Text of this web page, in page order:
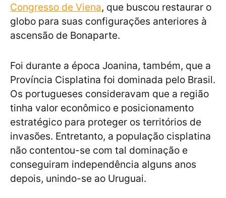
Congresso de Viena, que buscou restaurar o
globo para suas configurações anteriores à
ascensão de Bonaparte.
Foi durante a época Joanina, também, que a
Província Cisplatina foi dominada pelo Brasil.
Os portugueses consideravam que a região
tinha valor econômico e posicionamento
estratégico para proteger os territórios de
invasões. Entretanto, a população cisplatina
não contentou-se com tal dominação e
conseguiram independência alguns anos
depois, unindo-se ao Uruguai.